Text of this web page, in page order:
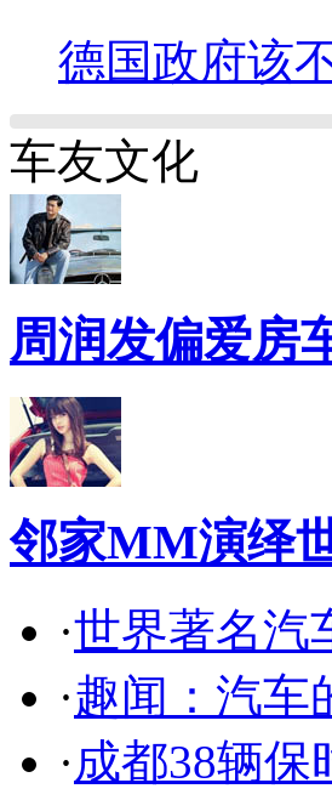
德国政府该
车友文化
周润发偏爱房
邻家MM演绎
·世界著名汽
·趣闻：汽车
·成都38辆保